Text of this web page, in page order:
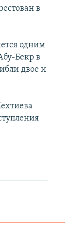
в
одним
Бекр в
двое и